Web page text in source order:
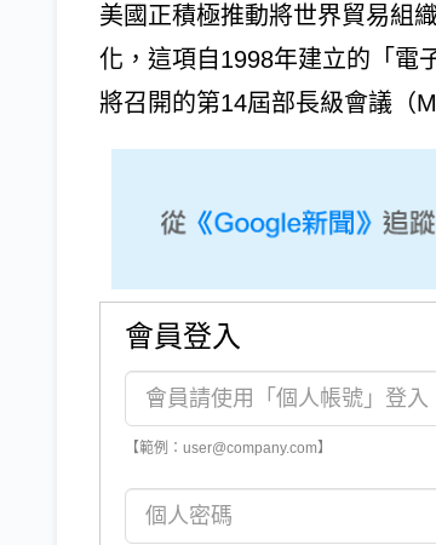
美國正積極推動將世界貿易組
化，這項自1998年建立的「電
將召開的第14屆部長級會議（
會員登入
【範例：user@company.com】